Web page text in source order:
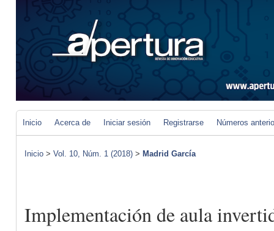
Inicio Acerca de Iniciar sesión Registrarse Números
Inicio > Vol. 10, Núm. 1 (2018) > Madrid García
Implementación de aula